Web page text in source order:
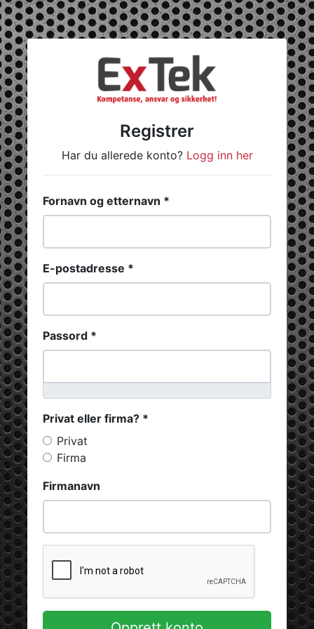
Registrer
Har du allerede konto? Logg inn her
Fornavn og etternavn *
E-postadresse *
Passord *
Privat eller firma? *
Privat
Firma
Firmanavn